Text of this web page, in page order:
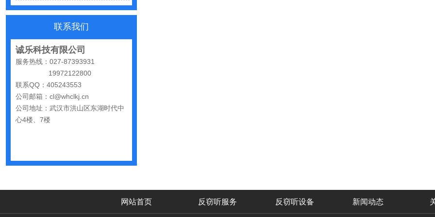
怀疑自己被窃听该怎么办？
反窃听中有哪些常见的误区
出门在外，你还敢随手连WiFi吗
网购“反窃听神器”为何总翻车？
反窃听检测的用处
办公室哪些东西暗藏窃密风险
手机麦克风窃听，关掉权限就安全了吗？
车上装GPS只为了定位？小心，它可能正在“偷听”你说话
手机反窃听：这3个反常信号一定要关注
联系我们
诚乐科技有限公司
服务热线：027-87393931
19972122800
联系QQ：405243553
公司邮箱：cl@whclkj.cn
公司地址：武汉市洪山区东湖时代中
心4楼、7楼
网站首页 反窃听服务 反窃听设备 新闻动态